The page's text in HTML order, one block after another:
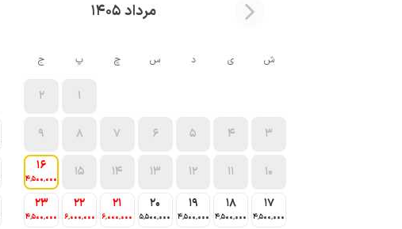
مرداد 1405
ش ی د س چ پ ج
1
2
3
4
5
6
7
8
9
10
11
12
13
14
15
16
4٬500٬000
17
4٬500٬000
18
4٬500٬000
19
4٬500٬000
20
5٬500٬000
21
6٬000٬000
22
6٬000٬000
23
4٬500٬000